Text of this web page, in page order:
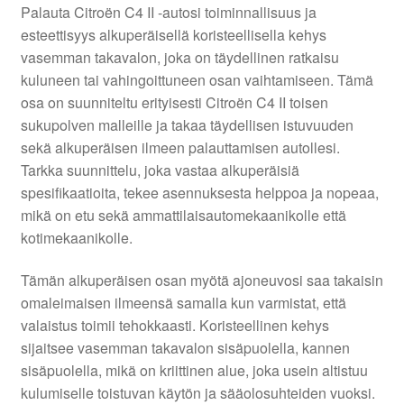
Palauta Citroën C4 II -autosi toiminnallisuus ja
esteettisyys alkuperäisellä koristeellisella kehys
vasemman takavalon, joka on täydellinen ratkaisu
kuluneen tai vahingoittuneen osan vaihtamiseen. Tämä
osa on suunniteltu erityisesti Citroën C4 II toisen
sukupolven malleille ja takaa täydellisen istuvuuden
sekä alkuperäisen ilmeen palauttamisen autollesi.
Tarkka suunnittelu, joka vastaa alkuperäisiä
spesifikaatioita, tekee asennuksesta helppoa ja nopeaa,
mikä on etu sekä ammattilaisautomekaanikolle että
kotimekaanikolle.
Tämän alkuperäisen osan myötä ajoneuvosi saa takaisin
omaleimaisen ilmeensä samalla kun varmistat, että
valaistus toimii tehokkaasti. Koristeellinen kehys
sijaitsee vasemman takavalon sisäpuolella, kannen
sisäpuolella, mikä on kriittinen alue, joka usein altistuu
kulumiselle toistuvan käytön ja sääolosuhteiden vuoksi.